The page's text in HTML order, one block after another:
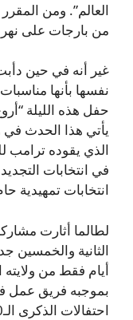
من بارجات على
غير أنه في حين
نفسها بأنها
حفل هذه الليلة
يأتي هذا الحدث
الذي يقوده
في انتخابات
انتخابات تمهيدية
لطالما أثارت
أيام فقط من ولايته
بموجبه فريق عمل
احتفالات الذكرى الـ250، وعيّن نفسه رئيساً له.